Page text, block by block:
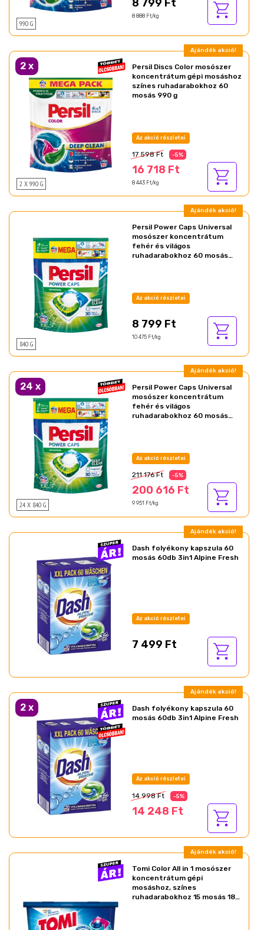
990 G
8 799 Ft
8 888 Ft/kg
Ajándék akció!
2 x
2 X 990 G
Persil Discs Color mosószer
koncentrátum gépi mosáshoz
színes ruhadarabokhoz 60
mosás 990 g
Az akció részletei
17 598 Ft -5%
16 718 Ft
8 443 Ft/kg
Ajándék akció!
840 G
Persil Power Caps Universal
mosószer koncentrátum
fehér és világos
ruhadarabokhoz 60 mosás
Az akció részletei
8 799 Ft
10 475 Ft/kg
Ajándék akció!
24 x
24 X 840 G
Persil Power Caps Universal
mosószer koncentrátum
fehér és világos
ruhadarabokhoz 60 mosás
Az akció részletei
211 176 Ft -5%
200 616 Ft
9 951 Ft/kg
Ajándék akció!
Dash folyékony kapszula 60
mosás 60db 3in1 Alpine Fresh
Az akció részletei
7 499 Ft
Ajándék akció!
2 x
Dash folyékony kapszula 60
mosás 60db 3in1 Alpine Fresh
Az akció részletei
14 998 Ft -5%
14 248 Ft
Ajándék akció!
Tomi Color All in 1 mosószer
koncentrátum gépi
mosáshoz, színes
ruhadarabokhoz 15 mosás 180